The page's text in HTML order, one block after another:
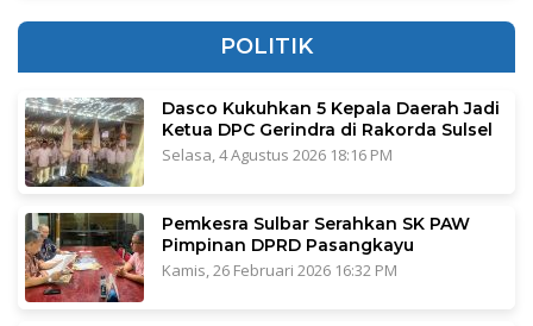
POLITIK
Dasco Kukuhkan 5 Kepala Daerah Jadi
Ketua DPC Gerindra di Rakorda Sulsel
Selasa, 4 Agustus 2026 18:16 PM
Pemkesra Sulbar Serahkan SK PAW
Pimpinan DPRD Pasangkayu
Kamis, 26 Februari 2026 16:32 PM